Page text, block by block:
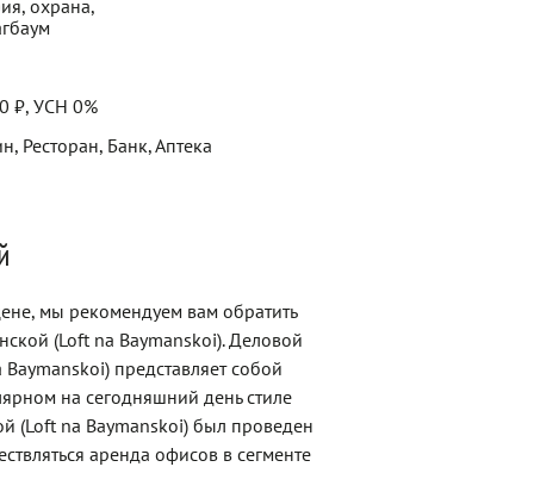
охрана,
₽, УСН 0%
Ресторан, Банк, Аптека
мы рекомендуем вам обратить
(Loft na Baymanskoi). Деловой
представляет собой
на сегодняшний день стиле
(Loft na Baymanskoi) был проведен
аренда офисов в сегменте